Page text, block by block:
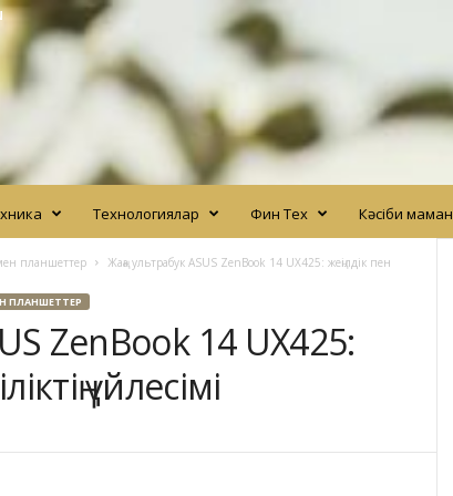
Технологиялар Фин Тех Кәсіби маман
планшеттер
Жаңа ультрабук ASUS ZenBook 14 UX425: жеңілдік пен
ПЛАНШЕТТЕР
ZenBook 14 UX425:
үйлесімі